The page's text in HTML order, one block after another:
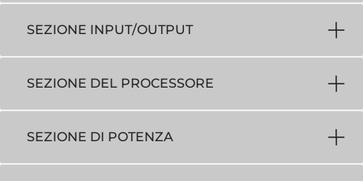
SEZIONE INPUT/OUTPUT
SEZIONE DEL PROCESSORE
SEZIONE DI POTENZA